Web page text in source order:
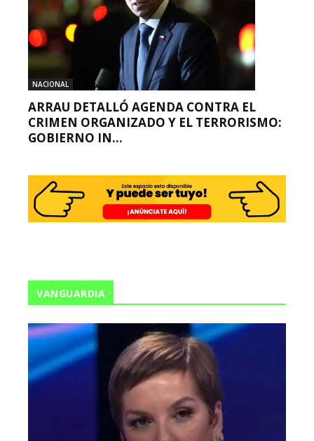
NACIONAL
ARRAU DETALLÓ AGENDA CONTRA EL
CRIMEN ORGANIZADO Y EL TERRORISMO:
GOBIERNO IN...
VANGUARDIA